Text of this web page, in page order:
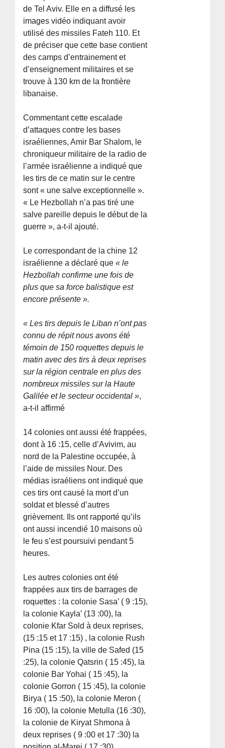
de Tel Aviv. Elle en a diffusé les
images vidéo indiquant avoir
utilisé des missiles Fateh 110. Et
de préciser que cette base contient
des camps d’entrainement et
d’enseignement militaires et se
trouve à 130 km de la frontière
libanaise.
Commentant cette escalade
d’attaques contre les bases
israéliennes, Amir Bar Shalom, le
chroniqueur militaire de la radio de
l’armée israélienne a indiqué que
les tirs de ce matin sur le centre
sont « une salve exceptionnelle ».
« Le Hezbollah n’a pas tiré une
salve pareille depuis le début de la
guerre », a-t-il ajouté.
Le correspondant de la chine 12
israélienne a déclaré que« le
Hezbollah confirme une fois de
plus que sa force balistique est
encore présente ».
« Les tirs depuis le Liban n’ont pas
connu de répit nous avons été
témoin de 150 roquettes depuis le
matin avec des tirs à deux reprises
sur la région centrale en plus des
nombreux missiles sur la Haute
Galilée et le secteur occidental »,
a-t-il affirmé
14 colonies ont aussi été frappées,
dont à 16 :15, celle d’Avivim, au
nord de la Palestine occupée, à
l’aide de missiles Nour. Des
médias israéliens ont indiqué que
ces tirs ont causé la mort d’un
soldat et blessé d’autres
grièvement. Ils ont rapporté qu’ils
ont aussi incendié 10 maisons où
le feu s’est poursuivi pendant 5
heures.
Les autres colonies ont été
frappées aux tirs de barrages de
roquettes : la colonie Sasa’ ( 9 :15),
la colonie Kayla’ (13 :00), la
colonie Kfar Sold à deux reprises,
(15 :15 et 17 :15) , la colonie Rush
Pina (15 :15), la ville de Safed (15
:25), la colonie Qatsrin ( 15 :45), la
colonie Bar Yohai ( 15 :45), la
colonie Gorron ( 15 :45), la colonie
Birya ( 15 :50), la colonie Meron (
16 :00), la colonie Metulla (16 :30),
la colonie de Kiryat Shmona à
deux reprises ( 9 :00 et 17 :30) la